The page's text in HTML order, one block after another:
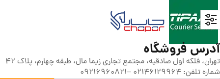
آدرس فروشگاه
تهران، فلکه اول صادقیه، مجتمع تجاری زیما مال، طبقه چهارم، پلاک 42
شماره تلفن: 02146129964 –09216960821